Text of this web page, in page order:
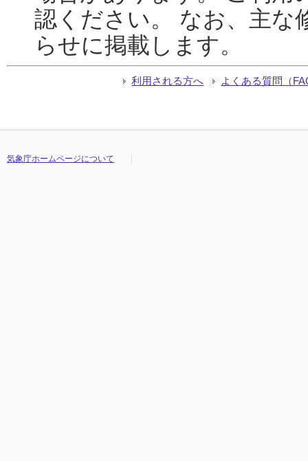
認ください。 なお、主な
らせに掲載します。
利用される方へ よくある質問（
気象庁ホームページについて